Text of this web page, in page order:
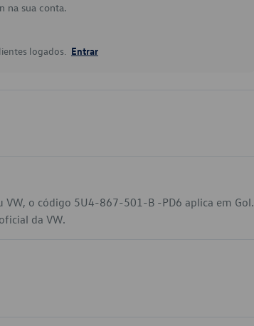
na sua conta.
logados. Entrar
o código 5U4-867-501-B -PD6 aplica em Gol.
da VW.